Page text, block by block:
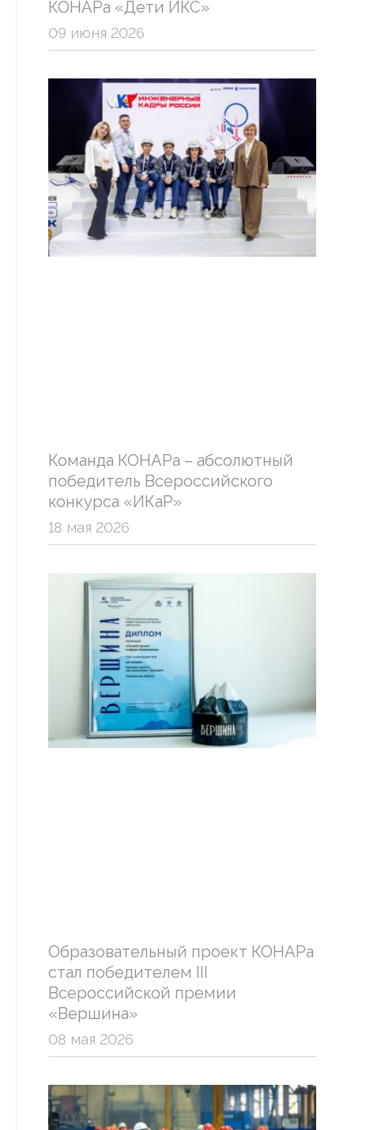
КОНАРа «Дети ИКС»
09 июня 2026
Команда КОНАРа – абсолютный
победитель Всероссийского
конкурса «ИКаР»
18 мая 2026
Образовательный проект КОНАРа
стал победителем III
Всероссийской премии
«Вершина»
08 мая 2026